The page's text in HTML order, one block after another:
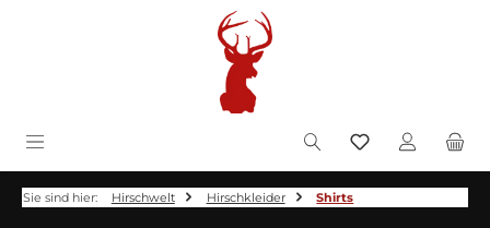
Sie sind hier: Hirschwelt Hirschkleider Shirts